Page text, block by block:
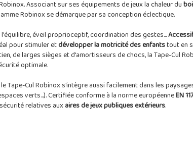
Associant sur ses équipements de jeux la chaleur du
Robinox se démarque par sa conception éclectique.
éveil proprioceptif, coordination des gestes...
pour stimuler etdévelopper la motricité des enfantstout en
de larges sièges et d'amortisseurs de chocs, la Tape-Cul
optimale.
Tape-Cul Robinox s'intègre aussi facilement dans les
verts...). Certifiée conforme à la norme européenneEN
relatives aux aires de jeux publiques extérieurs.